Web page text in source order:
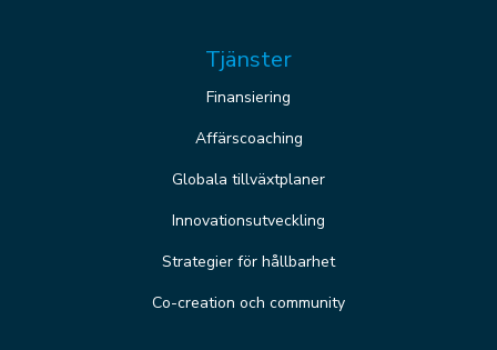
Tjänster
Finansiering
Affärscoaching
Globala tillväxtplaner
Innovationsutveckling
Strategier för hållbarhet
Co-creation och community